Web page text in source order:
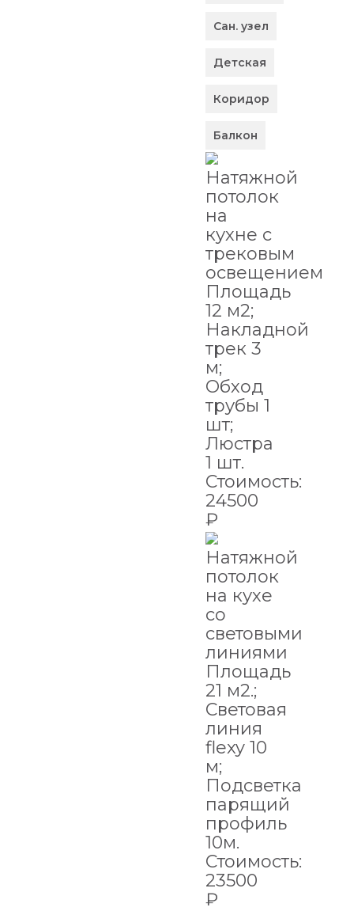
Сан. узел
Детская
Коридор
Балкон
Натяжной
потолок
на
кухне с
трековым
освещением
Площадь
12 м2;
Накладной
трек 3
м;
Обход
трубы 1
шт;
Люстра
1 шт.
Стоимость:
24500
₽
Натяжной
потолок
на кухе
со
световыми
линиями
Площадь
21 м2.;
Световая
линия
flexy 10
м;
Подсветка
парящий
профиль
10м.
Стоимость:
23500
₽